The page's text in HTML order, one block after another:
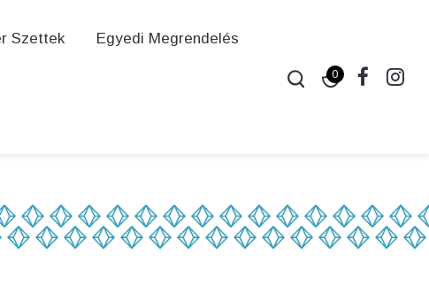
Szettek Egyedi Megrendelés
0